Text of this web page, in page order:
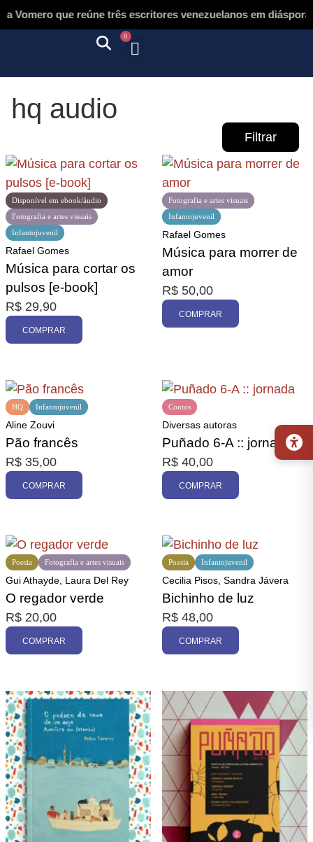
que reúne três escritores venezuelanos em diáspora (e
0
hq audio
Filtrar
Promoção
Disponível em ebook/áudio
Fotografia e artes visuais
Infantojuvenil
Rafael Gomes
Música para cortar os
pulsos [e-book]
R$ 29,90
COMPRAR
Fotografia e artes visuais
Infantojuvenil
Rafael Gomes
Música para morrer de
amor
R$ 50,00
COMPRAR
HQ Infantojuvenil
Aline Zouvi
Pão francês
R$ 35,00
COMPRAR
Contos
Diversas autoras
Puñado 6-A :: jornada
R$ 40,00
COMPRAR
Fotografia e artes visuais
Poesia
Gui Athayde, Laura Del Rey
O regador verde
R$ 20,00
COMPRAR
Infantojuvenil
Poesia
Cecilia Pisos, Sandra Jávera
Bichinho de luz
R$ 48,00
COMPRAR